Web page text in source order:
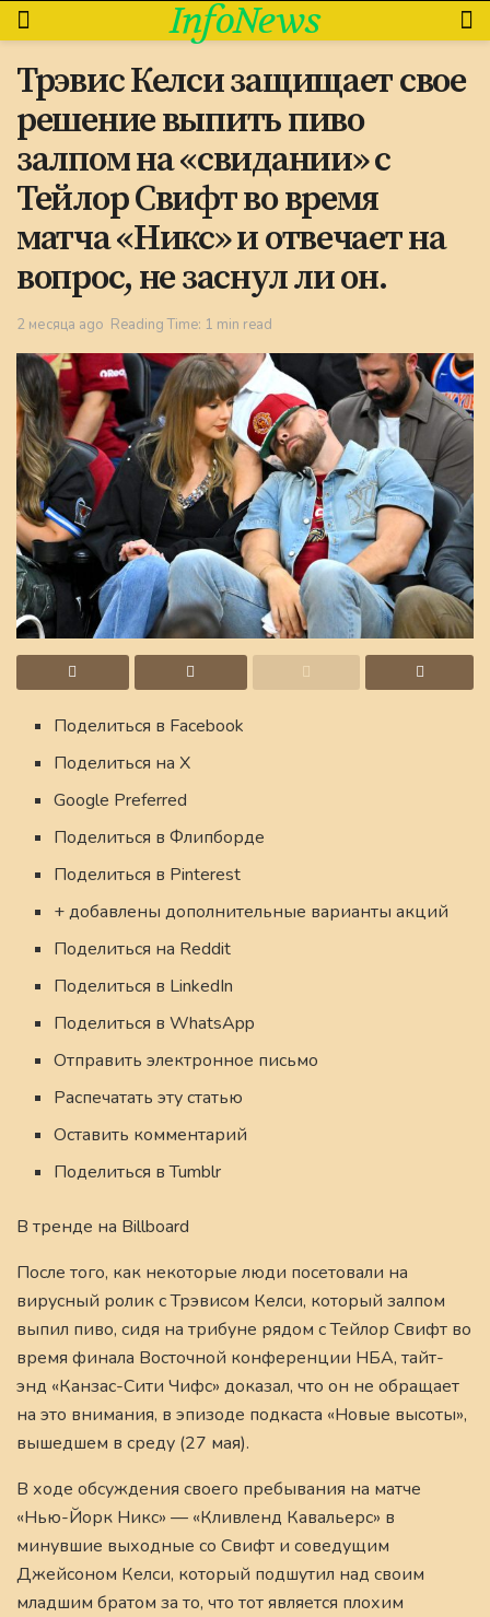
InfoNews
Трэвис Келси защищает свое
решение выпить пиво
залпом на «свидании» с
Тейлор Свифт во время
матча «Никс» и отвечает на
вопрос, не заснул ли он.
2 месяца ago Reading Time: 1 min read
Поделиться в Facebook
Поделиться на X
Google Preferred
Поделиться в Флипборде
Поделиться в Pinterest
+ добавлены дополнительные варианты акций
Поделиться на Reddit
Поделиться в LinkedIn
Поделиться в WhatsApp
Отправить электронное письмо
Распечатать эту статью
Оставить комментарий
Поделиться в Tumblr
В тренде на Billboard
После того, как некоторые люди посетовали на
вирусный ролик с Трэвисом Келси, который залпом
выпил пиво, сидя на трибуне рядом с Тейлор Свифт во
время финала Восточной конференции НБА, тайт-
энд «Канзас-Сити Чифс» доказал, что он не обращает
на это внимания, в эпизоде подкаста «Новые высоты»,
вышедшем в среду (27 мая).
В ходе обсуждения своего пребывания на матче
«Нью-Йорк Никс» — «Кливленд Кавальерс» в
минувшие выходные со Свифт и соведущим
Джейсоном Келси, который подшутил над своим
младшим братом за то, что тот является плохим